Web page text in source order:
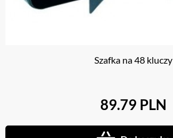
Szafka na 48 kluczy
89.79 PLN